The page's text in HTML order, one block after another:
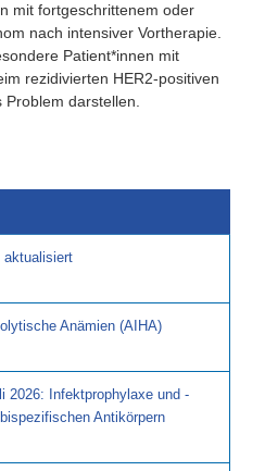
mit fortgeschrittenem oder
nach intensiver Vortherapie.
Patient*innen mit
rezidivierten HER2-positiven
darstellen.
aktualisiert
Anämien (AIHA)
2026: Infektprophylaxe und -
Antikörpern